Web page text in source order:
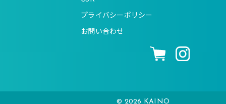
プライバシーポリシー
お問い合わせ
© 2026 KAINO